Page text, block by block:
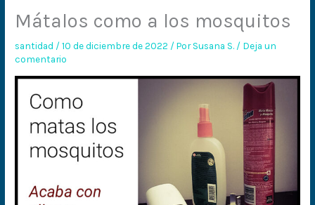
Mátalos como a los mosquitos
santidad /10 de diciembre de 2022 / PorSusana S. / Deja un
comentario